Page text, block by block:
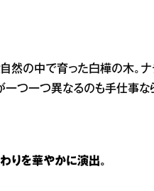
然の中で育った白樺の木。
一つ一つ異なるのも手仕事
りを華やかに演出。